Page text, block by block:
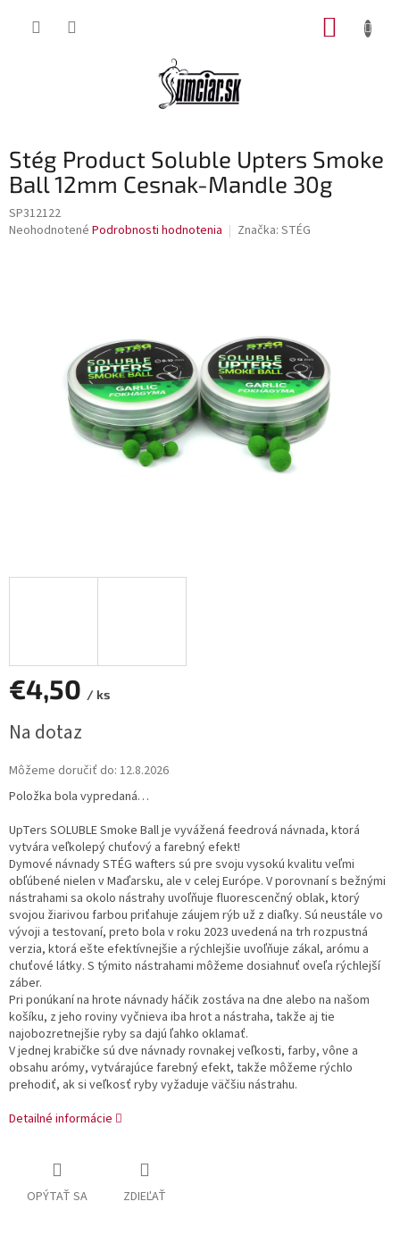
Stég Product Soluble Upters Smoke
Ball 12mm Cesnak-Mandle 30g
SP312122
Priemerné
Neohodnotené Podrobnosti hodnotenia Značka: STÉG
€4,50 / ks
cena:
Na dotaz
Môžeme doručiť do: 12.8.2026
Položka bola vypredaná…
UpTers SOLUBLE Smoke Ball je vyvážená feedrová návnada, ktorá
vytvára veľkolepý chuťový a farebný efekt!
Dymové návnady STÉG wafters sú pre svoju vysokú kvalitu veľmi
obľúbené nielen v Maďarsku, ale v celej Európe. V porovnaní s bežnými
nástrahami sa okolo nástrahy uvoľňuje fluorescenčný oblak, ktorý
svojou žiarivou farbou priťahuje záujem rýb už z diaľky. Sú neustále vo
vývoji a testovaní, preto bola v roku 2023 uvedená na trh rozpustná
verzia, ktorá ešte efektívnejšie a rýchlejšie uvoľňuje zákal, arómu a
chuťové látky. S týmito nástrahami môžeme dosiahnuť oveľa rýchlejší
záber.
Pri ponúkaní na hrote návnady háčik zostáva na dne alebo na našom
košíku, z jeho roviny vyčnieva iba hrot a nástraha, takže aj tie
najobozretnejšie ryby sa dajú ľahko oklamať.
V jednej krabičke sú dve návnady rovnakej veľkosti, farby, vône a
obsahu arómy, vytvárajúce farebný efekt, takže môžeme rýchlo
prehodiť, ak si veľkosť ryby vyžaduje väčšiu nástrahu.
Detailné informácie
OPÝTAŤ SA ZDIEĽAŤ